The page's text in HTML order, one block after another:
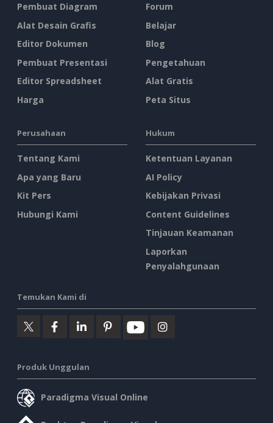
Pembuat Diagram
Alat Desain Grafis
Editor Dokumen
Pembuat Presentasi
Editor Spreadsheet
Harga
Forum
Belajar
Blog
Pengetahuan
Alat Gratis
Peta Situs
Perusahaan
Tentang Kami
Apa yang Baru
Kit Pers
Hubungi Kami
Hukum
Ketentuan Layanan
AI Policy
Kebijakan Privasi
Content Guidelines
Tinjauan Keamanan
Laporkan
Penyalahgunaan
Temukan Kami di
Produk Unggulan
Paradigma Visual Online